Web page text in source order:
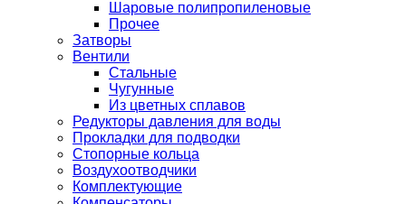
Шаровые полипропиленовые
Прочее
Затворы
Вентили
Стальные
Чугунные
Из цветных сплавов
Редукторы давления для воды
Прокладки для подводки
Стопорные кольца
Воздухоотводчики
Комплектующие